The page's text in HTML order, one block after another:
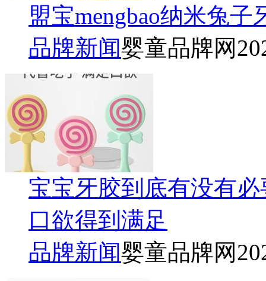
盟宝mengbao纳米兔
品牌新闻婴童品牌网
宝宝牙胶到底有没有
口欲得到满足
品牌新闻婴童品牌网